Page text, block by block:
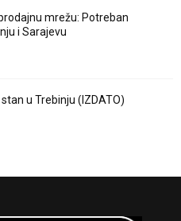
mrežu: Potreban
i Sarajevu
u Trebinju (IZDATO)